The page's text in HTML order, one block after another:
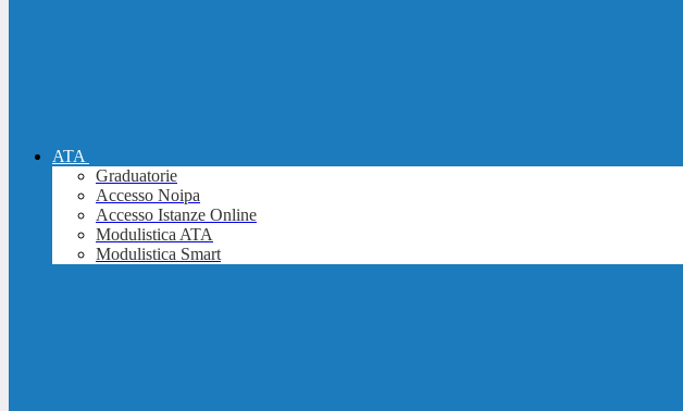
ATA
Graduatorie
Accesso Noipa
Accesso Istanze Online
Modulistica ATA
Modulistica Smart